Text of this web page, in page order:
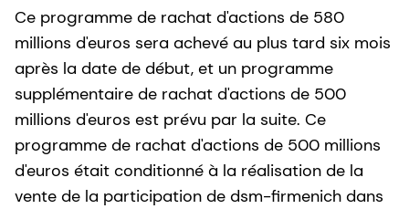
Ce programme de rachat d'actions de 580
millions d'euros sera achevé au plus tard six mois
après la date de début, et un programme
supplémentaire de rachat d'actions de 500
millions d'euros est prévu par la suite. Ce
programme de rachat d'actions de 500 millions
d'euros était conditionné à la réalisation de la
vente de la participation de dsm-firmenich dans